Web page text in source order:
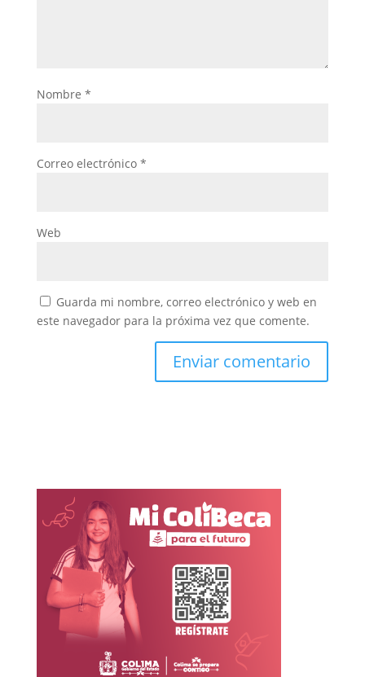
Nombre *
Correo electrónico *
Web
Guarda mi nombre, correo electrónico y web en
este navegador para la próxima vez que comente.